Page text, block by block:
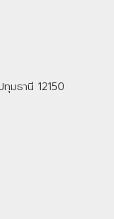
มธานี 12150